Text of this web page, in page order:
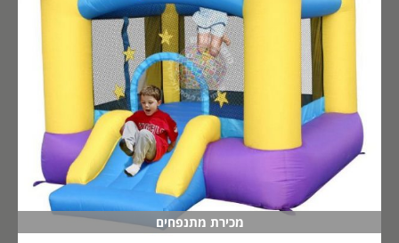
מכירת מתנפחים